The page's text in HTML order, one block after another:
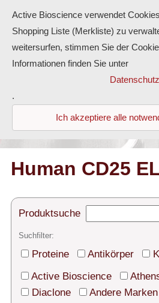
Antikörper
ELISA-Kits
Diaclone Produkte
Produkte
Kontakt
Technischer Support
Versand
Human CD25
Produktsuche
Suchfilter:
Proteine Antikörper
Active Bioscience
Diaclone
Andere Marken
Active Bioscience verwendet
Shopping Liste (Merkliste) zu
weitersurfen, stimmen Sie der
Informationen finden Sie unter
Datenschutz
.
Ich akzeptiere alle